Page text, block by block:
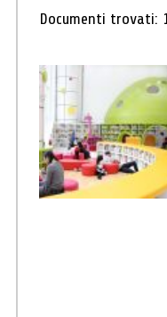
Risultati
Documenti trovati: